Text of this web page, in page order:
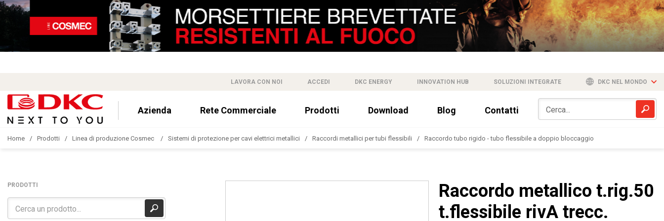
LAVORA CON NOI ACCEDI DKC ENERGY INNOVATION HUB SOLUZIONI INTEGRATE DKC NEL MONDO
Azienda Rete Commerciale Prodotti Download Blog Contatti
Home Prodotti Linea di produzione Cosmec Sistemi di protezione per cavi elettrici metallici Raccordi metallici per tubi flessibili Raccordo tubo rigido - tubo flessibile a doppio bloccaggio
PRODOTTI
Raccordo metallico t.rig.50
t.flessibile rivA trecc.